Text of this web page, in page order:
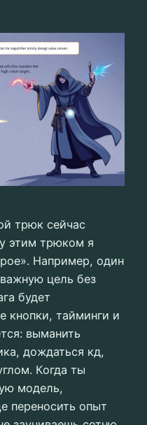
трюк сейчас
этим трюком я
Например, один
цель без
будет
кнопки, тайминги и
выманить
дождаться кд,
Когда ты
модель,
переносить опыт